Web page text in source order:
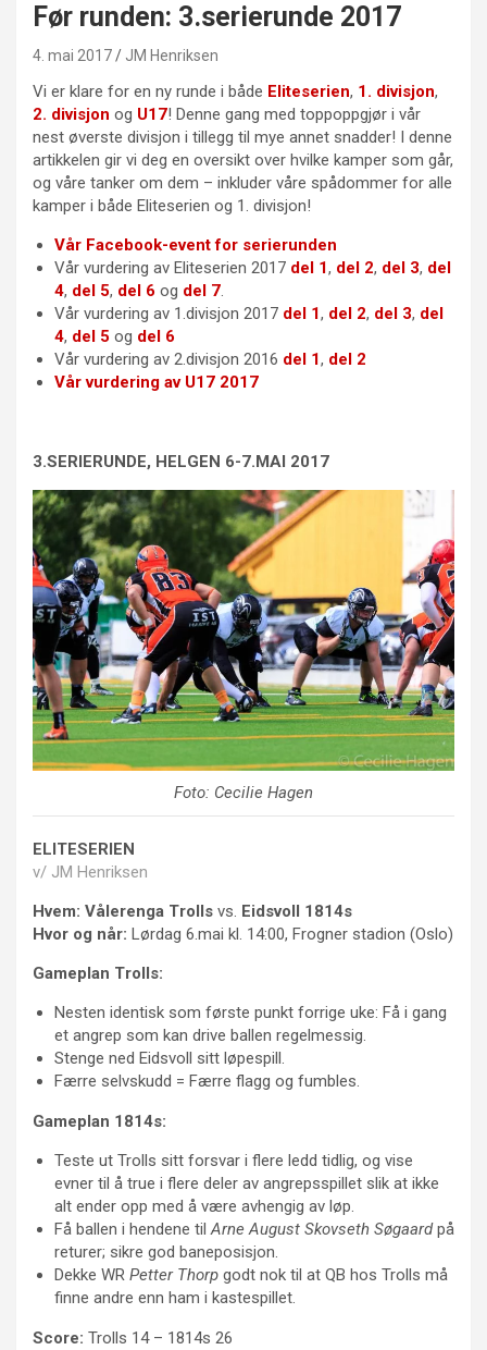
Før runden: 3.serierunde 2017
4. mai 2017 JM Henriksen
Vi er klare for en ny runde i både Eliteserien, 1. divisjon,
2. divisjon og U17! Denne gang med toppoppgjør i vår
nest øverste divisjon i tillegg til mye annet snadder! I denne
artikkelen gir vi deg en oversikt over hvilke kamper som går,
og våre tanker om dem – inkluder våre spådommer for alle
kamper i både Eliteserien og 1. divisjon!
Vår Facebook-event for serierunden
Vår vurdering av Eliteserien 2017 del 1, del 2, del 3, del
4, del 5, del 6 og del 7
Vår vurdering av 1.divisjon 2017 del 1, del 2, del 3, del
4, del 5 og del 6
Vår vurdering av 2.divisjon 2016 del 1, del 2
Vår vurdering av U17 2017
3.SERIERUNDE, HELGEN 6-7.MAI 2017
Foto: Cecilie Hagen
ELITESERIEN
v/ JM Henriksen
Hvem: Vålerenga Trolls vs. Eidsvoll 1814s
Hvor og når: Lørdag 6.mai kl. 14:00, Frogner stadion (Oslo)
Gameplan Trolls:
Nesten identisk som første punkt forrige uke: Få i gang
et angrep som kan drive ballen regelmessig.
Stenge ned Eidsvoll sitt løpespill.
Færre selvskudd = Færre flagg og fumbles.
Gameplan 1814s:
Teste ut Trolls sitt forsvar i flere ledd tidlig, og vise
evner til å true i flere deler av angrepsspillet slik at ikke
alt ender opp med å være avhengig av løp.
Få ballen i hendene tilArne August Skovseth Søgaardpå
returer; sikre god baneposisjon.
Dekke WR Petter Thorp godt nok til at QB hos Trolls må
finne andre enn ham i kastespillet.
Score: Trolls 14 – 1814s 26